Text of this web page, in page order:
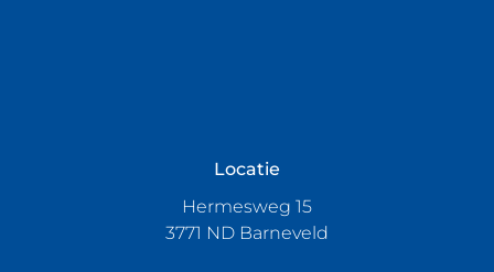
Locatie
Hermesweg 15
3771 ND Barneveld